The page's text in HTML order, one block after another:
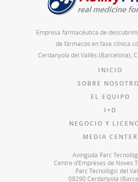
Empresa farmacéutica de
de fármacos en fase clínica
Cerdanyola del Vallès (Barcelona),
INICIO
SOBRE
EL EQUIPO
I+D
NEGOCIO Y
MEDIA CENTER
Avinguda Parc
Centre d’Empreses de Noves
Parc Tecnològic del
08290 Cerdanyola